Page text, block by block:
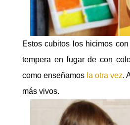
Estos cubitos los hicimos
tempera en lugar de con
como enseñamos la otra vez.
más vivos.